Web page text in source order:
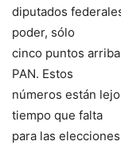
diputados
poder, sólo
cinco puntos
PAN. Estos
números están
tiempo que falta
para las